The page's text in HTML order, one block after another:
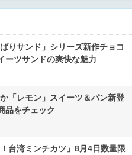
りサンド」シリーズ新作チョコ
ーツサンドの爽快な魅力
「レモン」スイーツ＆パン新登
品をチェック
台湾ミンチカツ」8月4日数量限